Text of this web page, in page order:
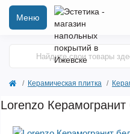
Меню
Керамическая плитка
Lorenzo